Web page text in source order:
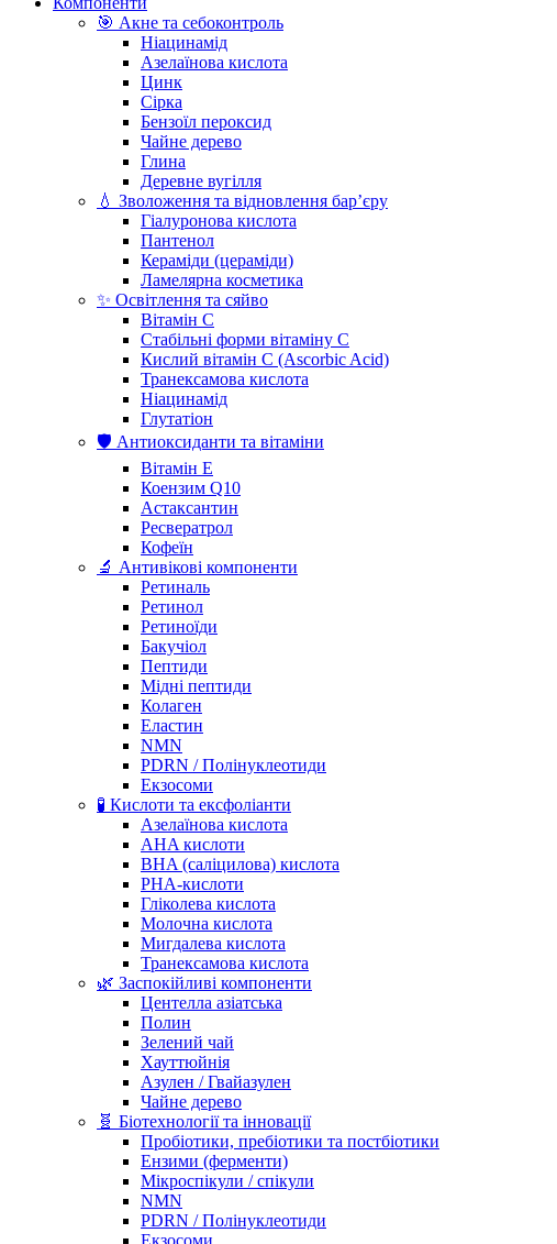
🎯 Акне та себоконтроль
Ніацинамід
Азелаїнова кислота
Цинк
Сірка
Бензоїл пероксид
Чайне дерево
Глина
Деревне вугілля
💧 Зволоження та відновлення бар’єру
Гіалуронова кислота
Пантенол
Кераміди (цераміди)
Ламелярна косметика
✨ Освітлення та сяйво
Вітамін С
Стабільні форми вітаміну С
Кислий вітамін С (Ascorbic Acid)
Транексамова кислота
Ніацинамід
Глутатіон
🛡️ Антиоксиданти та вітаміни
Вітамін Е
Коензим Q10
Астаксантин
Ресвератрол
Кофеїн
🔬 Антивікові компоненти
Ретиналь
Ретинол
Ретиноїди
Бакучіол
Пептиди
Мідні пептиди
Колаген
Еластин
NMN
PDRN / Полінуклеотиди
Екзосоми
🧪 Кислоти та ексфоліанти
Азелаїнова кислота
AHA кислоти
BHA (саліцилова) кислота
PHA-кислоти
Гліколева кислота
Молочна кислота
Мигдалева кислота
Транексамова кислота
🌿 Заспокійливі компоненти
Центелла азіатська
Полин
Зелений чай
Хауттюйнія
Азулен / Гвайазулен
Чайне дерево
🧬 Біотехнології та інновації
Пробіотики, пребіотики та постбіотики
Ензими (ферменти)
Мікроспікули / спікули
NMN
PDRN / Полінуклеотиди
Екзосоми